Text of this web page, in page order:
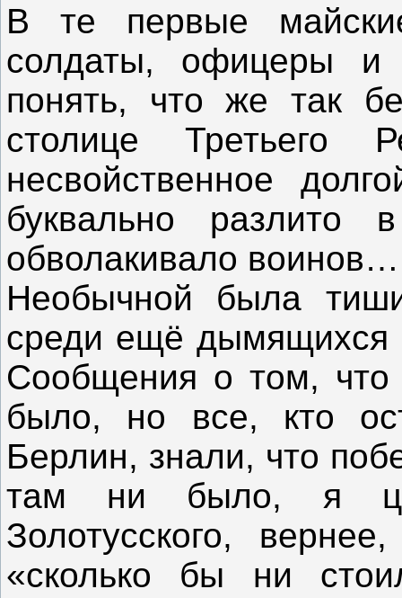
В те первые
солдаты, офицеры и
понять, что же так
столице Третьего
несвойственное
буквально разлито
обволакивало воинов…
Необычной была
среди ещё дымящихся
Сообщения о том, что
было, но все, кто
Берлин, знали, что
там ни было, я
Золотусского,
«сколько бы ни